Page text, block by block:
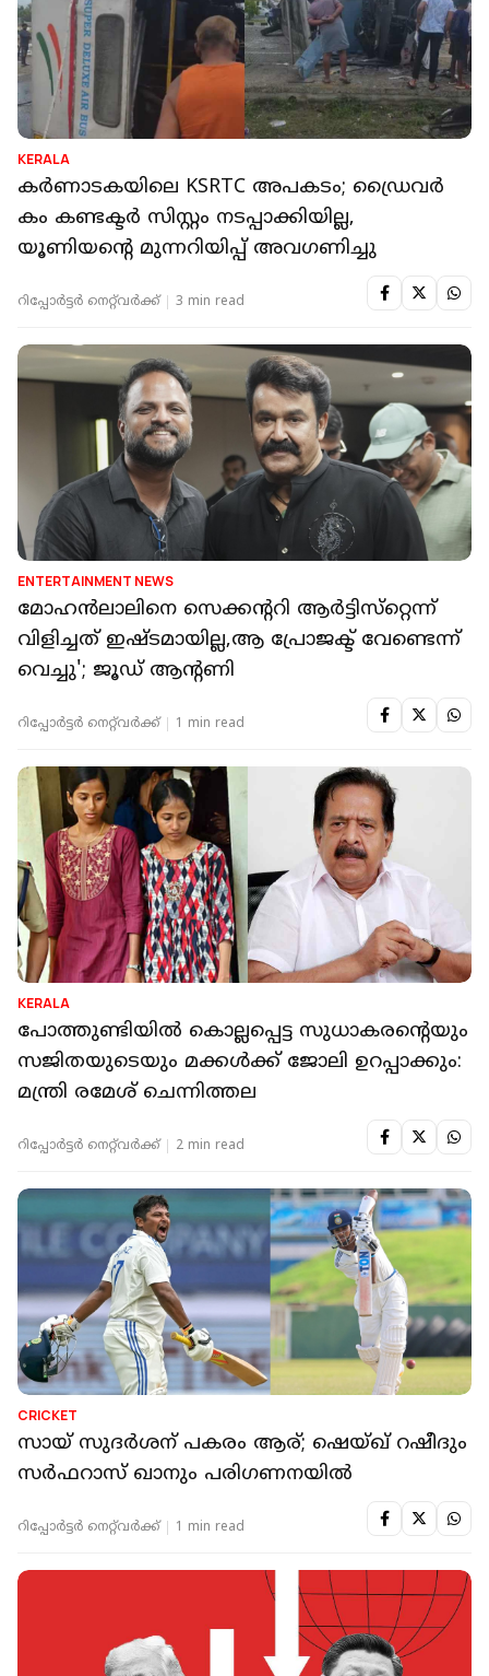
KERALA
കര്‍ണാടകയിലെ KSRTC അപകടം; ഡ്രൈവര്‍
കം കണ്ടക്ടര്‍ സിസ്റ്റം നടപ്പാക്കിയില്ല,
യൂണിയന്റെ മുന്നറിയിപ്പ് അവഗണിച്ചു
റിപ്പോർട്ടർ നെറ്റ്‌വര്‍ക്ക്‌ 3 min read
ENTERTAINMENT NEWS
മോഹന്‍ലാലിനെ സെക്കന്ററി ആര്‍ട്ടിസ്‌റ്റെന്ന്
വിളിച്ചത് ഇഷ്ടമായില്ല,ആ പ്രോജക്ട് വേണ്ടെന്ന്
വെച്ചു'; ജൂഡ് ആന്റണി
റിപ്പോർട്ടർ നെറ്റ്‌വര്‍ക്ക്‌ 1 min read
KERALA
പോത്തുണ്ടിയിൽ കൊല്ലപ്പെട്ട സുധാകരന്റെയും
സജിതയുടെയും മക്കൾക്ക് ജോലി ഉറപ്പാക്കും:
മന്ത്രി രമേശ് ചെന്നിത്തല
റിപ്പോർട്ടർ നെറ്റ്‌വര്‍ക്ക്‌ 2 min read
CRICKET
സായ് സുദര്‍ശന് പകരം ആര്; ഷെയ്ഖ് റഷീദും
സര്‍ഫറാസ് ഖാനും പരിഗണനയില്‍
റിപ്പോർട്ടർ നെറ്റ്‌വര്‍ക്ക്‌ 1 min read